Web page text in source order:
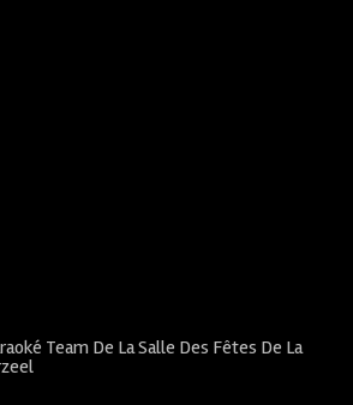
Team De La Salle Des Fêtes De La